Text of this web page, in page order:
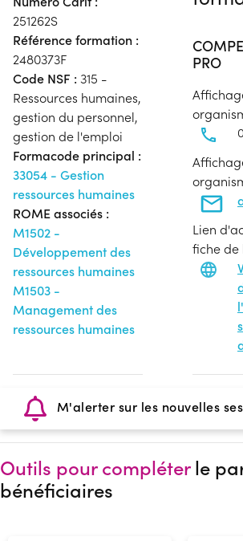
251262S
Référence formation :
2480373F
Code NSF : 315 -
Ressources humaines,
gestion du personnel,
gestion de l'emploi
Formacode principal :
33054 - Gestion
ressources humaines
ROME associés :
M1502 -
Développement des
ressources humaines
M1503 -
Management des
ressources humaines
PRO
Lien
fiche de
M'alerter sur les nouvelles
Outils pour compléterle
bénéficiaires